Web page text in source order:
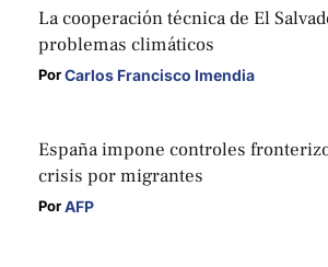
La cooperación técnica de El
problemas climáticos
Por Carlos Francisco Imendia
España impone controles
crisis por migrantes
Por AFP